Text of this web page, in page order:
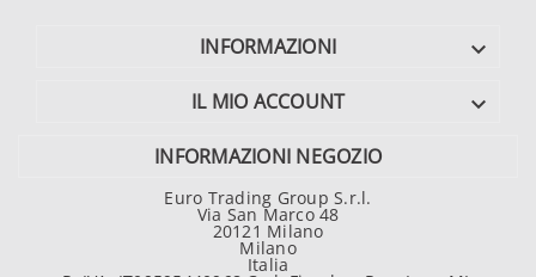
INFORMAZIONI 
IL MIO ACCOUNT 
INFORMAZIONI NEGOZIO
Euro Trading Group S.r.l.
Via San Marco 48
20121 Milano
Milano
Italia